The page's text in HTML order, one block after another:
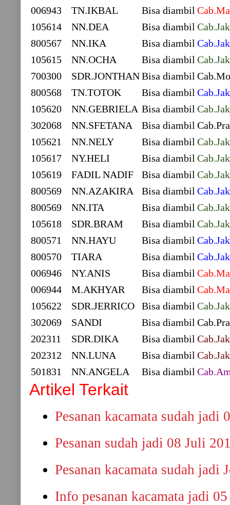
006943
TN.IKBAL Bisa diambil
105614
NN.DEA Bisa diambil
800567
NN.IKA Bisa diambil
105615
NN.OCHA Bisa diambil
700300
SDR.JONTHANBisa diambil
800568
TN.TOTOK Bisa diambil
105620
NN.GEBRIELA Bisa diambil
302068
NN.SFETANA Bisa diambil
105621
NN.NELY Bisa diambil
105617
NY.HELI Bisa diambil
105619
FADIL NADIF Bisa diambil
800569
NN.AZAKIRA Bisa diambil
800569
NN.ITA Bisa diambil
105618
SDR.BRAM Bisa diambil
800571
NN.HAYU Bisa diambil
800570
TIARA Bisa diambil
006946
NY.ANIS Bisa diambil
006944
M.AKHYAR Bisa diambil
105622
SDR.JERRICO Bisa diambil
302069
SANDI Bisa diambil
202311
SDR.DIKA Bisa diambil
202312
NN.LUNA Bisa diambil
501831
NN.ANGELA Bisa diambil
Artikel Terkait
Pesanan kacamata sudah jadi
Pesanan sudah jadi 08 Juli
Pesanan kacamata sudah jadi
Info pesanan kacamata jadi